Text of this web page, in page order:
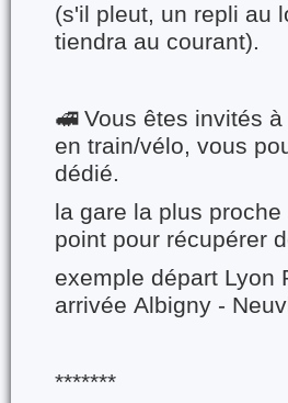
(s'il pleut, un repli au
tiendra au courant).
🚅 Vous êtes invités
en train/vélo, vous
dédié.
la gare la plus
point pour récupérer
exemple départ Lyon
arrivée Albigny -
*******